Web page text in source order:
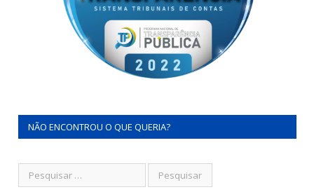
NÃO ENCONTROU O QUE QUERIA?